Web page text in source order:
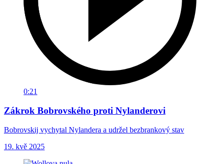
0:21
Zákrok Bobrovského proti Nylanderovi
Bobrovskij vychytal Nylandera a udržel bezbrankový stav
19. kvě 2025